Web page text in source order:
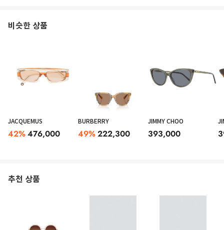
비슷한 상품
JACQUEMUS
42%476,000
BURBERRY
49%222,300
JIMMY CHOO
393,000
추천 상품